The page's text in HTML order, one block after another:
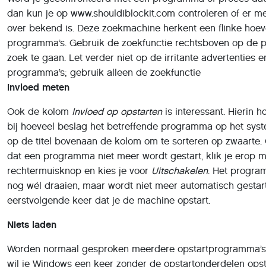
dan kun je op www.shouldiblockit.com controleren of er
over bekend is. Deze zoekmachine herkent een flinke
programma’s. Gebruik de zoekfunctie rechtsboven op de
zoek te gaan. Let verder niet op de irritante advertenties
programma’s; gebruik alleen de zoekfunctie
Invloed meten
Ook de kolom Invloed op opstartenis interessant. Hierin
bij hoeveel beslag het betreffende programma op het
op de titel bovenaan de kolom om te sorteren op zwaarte.
dat een programma niet meer wordt gestart, klik je erop
rechtermuisknop en kies je voor Uitschakelen. Het
nog wél draaien, maar wordt niet meer automatisch
eerstvolgende keer dat je de machine opstart.
Niets laden
Worden normaal gesproken meerdere
wil je Windows een keer zonder de opstartonderdelen